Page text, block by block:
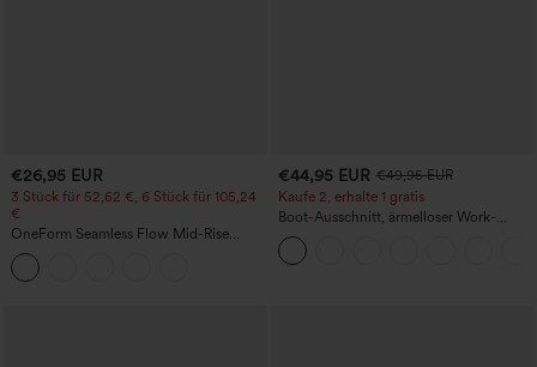
€26,95 EUR
3 Stück für 52,62 €, 6 Stück für 105,24
€
OneForm Seamless Flow Mid-Rise
Yoga-Leggings - mittelhoher Bund,
bauchformend und mit Po-Lifting-
Effekt
€44,95 EUR €49,95 EUR
Kaufe 2, erhalte 1 gratis
Boot-Ausschnitt, ärmelloser Work-
Jumpsuit mit seitlicher Bindung,
kühlender Cool-Touch-Effekt, gestreift
und mit Taschen – Easy Peezy Edition